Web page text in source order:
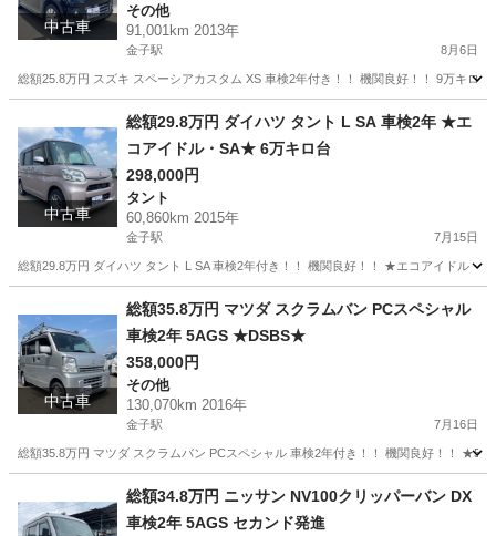
中古車
その他
91,001km 2013年
金子駅 8月6日
総額25.8万円 スズキ スペーシアカスタム XS 車検2年付き！！ 機関良好！！ 9万キロ
金子駅 その他
中古車
総額29.8万円 ダイハツ タント L SA 車検2年 ★エ
コアイドル・SA★ 6万キロ台
298,000円
タント
60,860km 2015年
金子駅 7月15日
総額29.8万円 ダイハツ タント L SA 車検2年付き！！ 機関良好！！ ★エコアイドル・
金子駅 タント 車両
中古車
総額35.8万円 マツダ スクラムバン PCスペシャル
車検2年 5AGS ★DSBS★
358,000円
その他
130,070km 2016年
金子駅 7月16日
総額35.8万円 マツダ スクラムバン PCスペシャル 車検2年付き！！ 機関良好！！
金子駅 その他
総額34.8万円 ニッサン NV100クリッパーバン DX
車検2年 5AGS セカンド発進